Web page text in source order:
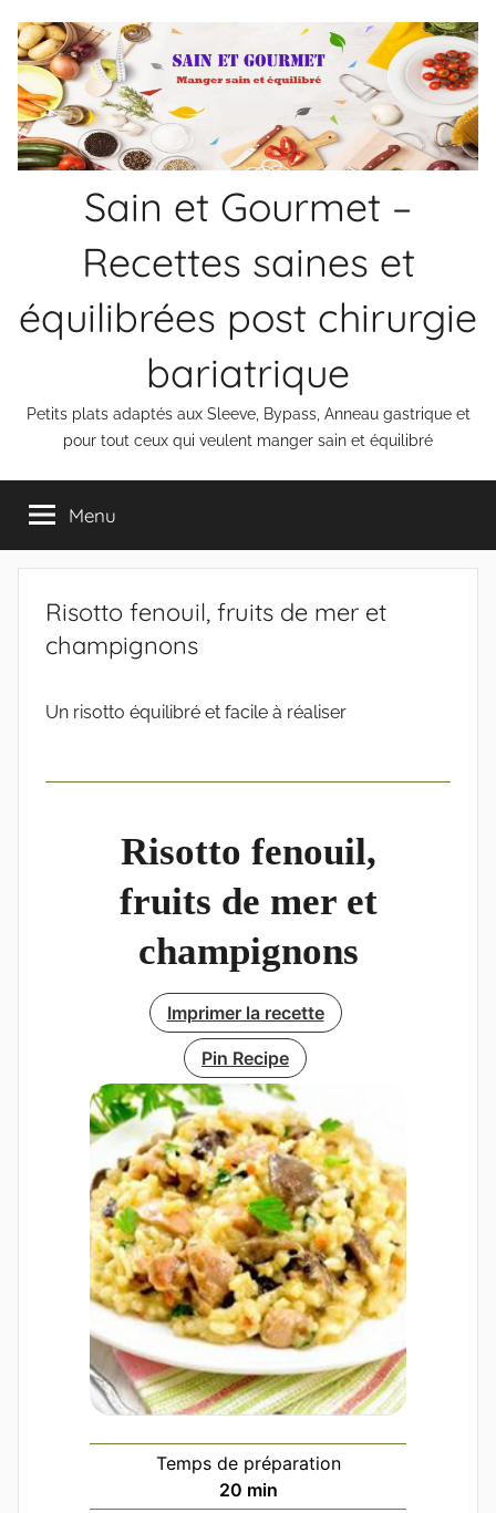
au
contenu
Sain et Gourmet –
Recettes saines et
équilibrées post chirurgie
bariatrique
Petits plats adaptés aux Sleeve, Bypass, Anneau gastrique et
pour tout ceux qui veulent manger sain et équilibré
Menu
Risotto fenouil, fruits de mer et
champignons
Un risotto équilibré et facile à réaliser
Risotto fenouil,
fruits de mer et
champignons
Imprimer la recette
Pin Recipe
Temps de préparation
20minutes
min